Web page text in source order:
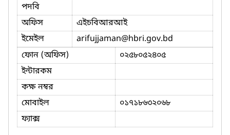
পদবি
অফিস
এইচবিআরআই
ইমেইল
arifujjaman@hbri.gov.bd
ফোন (অফিস)
০২৫৮০৫২৪০৫
ইন্টারকম
কক্ষ নম্বর
মোবাইল
০১৭১৮৬৩২০৬৮
ফ্যাক্স